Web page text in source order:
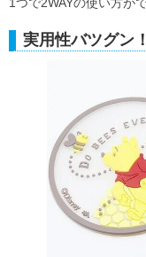
実用性バツグン